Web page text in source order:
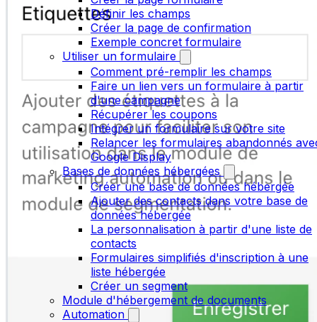
Définir les champs
Créer la page de confirmation
Exemple concret formulaire
Utiliser un formulaire
Comment pré-remplir les champs
Faire un lien vers un formulaire à partir
d'une campagne
Récupérer les coupons
Intégrer un formulaire sur votre site
Relancer les formulaires abandonnés
Google Display
Bases de données hébergées
Créer une base de données hébergée
Ajouter des contacts dans votre base de
données hébergée
La personnalisation à partir d'une liste de
contacts
Formulaires simplifiés d'inscription à une
liste hébergée
Créer un segment
Module d'hébergement de documents
Automation